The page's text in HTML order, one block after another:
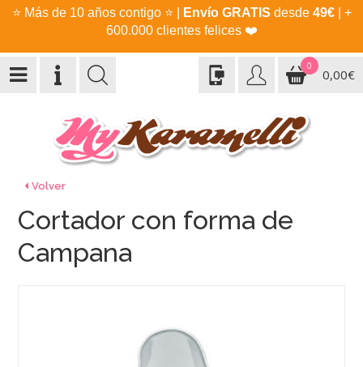
⭐ Más de 10 años contigo ⭐ Envío GRATIS desde 49€| +
600.000 clientes felices ❤️
0
0,00€
Volver
Cortador con forma de
Campana